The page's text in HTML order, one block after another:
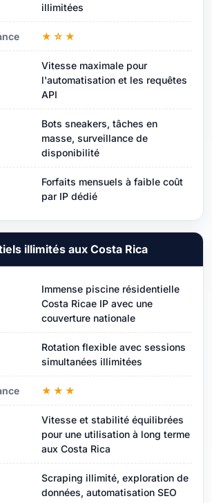
illimitées
★☆★
Vitesse maximale pour
l'automatisation et les requêtes
API
Bots sneakers, tâches en
masse, surveillance de
disponibilité
Forfaits mensuels à faible coût
par IP dédié
illimités aux Costa Rica
Immense piscine résidentielle
Costa Ricae IP avec une
couverture nationale
Rotation flexible avec sessions
simultanées illimitées
★★★
Vitesse et stabilité équilibrées
pour une utilisation à long terme
aux Costa Rica
Scraping illimité, exploration de
données, automatisation SEO